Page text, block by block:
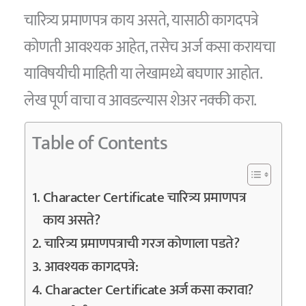
चारित्र्य प्रमाणपत्र काय असते, यासाठी कागदपत्रे
कोणती आवश्यक आहेत, तसेच अर्ज कसा करायचा
याविषयीची माहिती या लेखामध्ये बघणार आहोत.
लेख पूर्ण वाचा व आवडल्यास शेअर नक्की करा.
Table of Contents
Character Certificate चारित्र्य प्रमाणपत्र
काय असते?
चारित्र्य प्रमाणपत्राची गरज कोणाला पडते?
आवश्यक कागदपत्रे:
Character Certificate अर्ज कसा करावा?